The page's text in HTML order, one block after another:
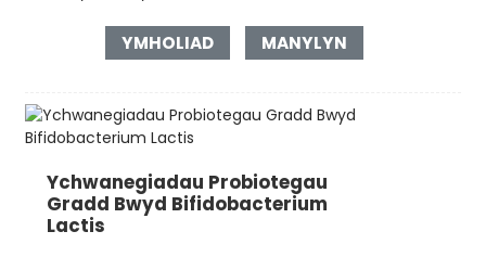
YMHOLIAD MANYLYN
Ychwanegiadau Probiotegau
Gradd Bwyd Bifidobacterium
Lactis